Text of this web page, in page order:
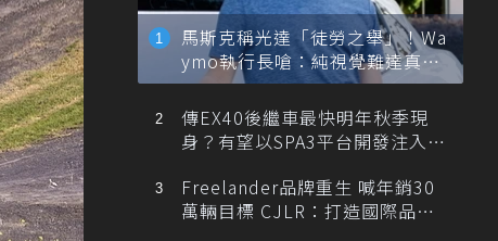
馬斯克稱光達「徒勞之舉」！Wa
ymo執行長嗆：純視覺難達真正
自動駕駛
傳EX40後繼車最快明年秋季現
身？有望以SPA3平台開發注入80
Freelander品牌重生 喊年銷30
萬輛目標 CJLR：打造國際品牌